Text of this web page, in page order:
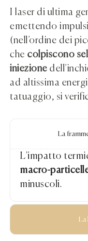
I laser di ultima
emettendo
(nell’ordine dei
che colpiscono
iniezione
ad altissima
tatuaggio, si
La
L’impatto
macro-
minuscoli.
La